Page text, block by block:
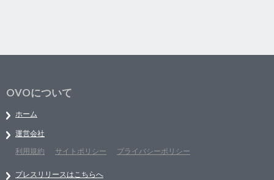
OVOについて
ホーム
運営会社
利用規約
サイトポリシー プライバシーポリシー
プレスリリースはこちらへ